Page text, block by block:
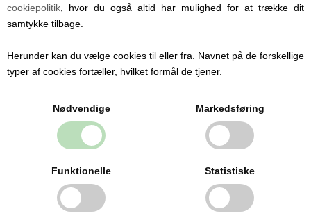
cookiepolitik , hvor du også altid har mulighed for at trække dit
samtykke tilbage.
Herunder kan du vælge cookies til eller fra. Navnet på de forskellige
typer af cookies fortæller, hvilket formål de tjener.
Nødvendige Markedsføring
Funktionelle Statistiske